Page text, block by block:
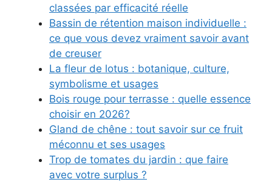
classées par efficacité réelle
Bassin de rétention maison individuelle :
ce que vous devez vraiment savoir avant
de creuser
La fleur de lotus : botanique, culture,
symbolisme et usages
Bois rouge pour terrasse : quelle essence
choisir en 2026?
Gland de chêne : tout savoir sur ce fruit
méconnu et ses usages
Trop de tomates du jardin : que faire
avec votre surplus ?